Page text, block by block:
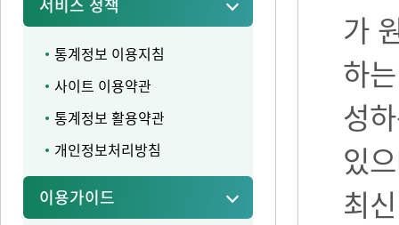
서비스 정책
통계정보 이용지침
사이트 이용약관
통계정보 활용약관
개인정보처리방침
이용가이드
가
하
성
있
최